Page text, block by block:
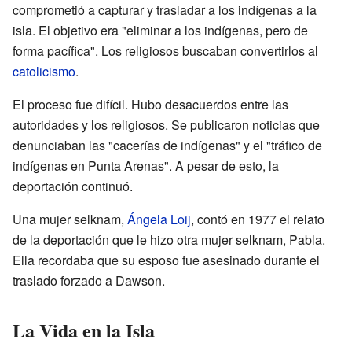
comprometió a capturar y trasladar a los indígenas a la
isla. El objetivo era "eliminar a los indígenas, pero de
forma pacífica". Los religiosos buscaban convertirlos al
catolicismo.
El proceso fue difícil. Hubo desacuerdos entre las
autoridades y los religiosos. Se publicaron noticias que
denunciaban las "cacerías de indígenas" y el "tráfico de
indígenas en Punta Arenas". A pesar de esto, la
deportación continuó.
Una mujer selknam, Ángela Loij, contó en 1977 el relato
de la deportación que le hizo otra mujer selknam, Pabla.
Ella recordaba que su esposo fue asesinado durante el
traslado forzado a Dawson.
La Vida en la Isla